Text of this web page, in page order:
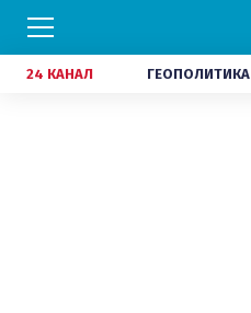
24 КАНАЛ ГЕОПОЛИТИКА